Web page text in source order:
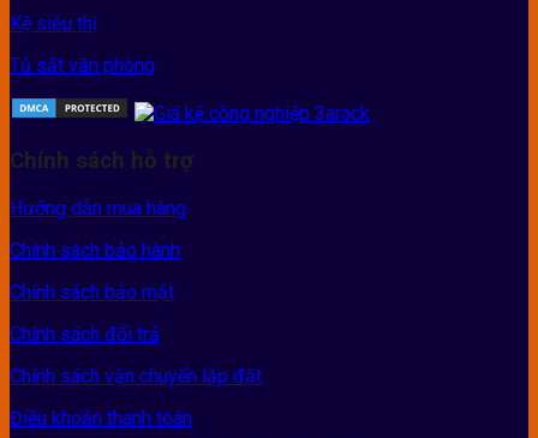
Kệ siêu thị
Tủ sắt văn phòng
Chính sách hỗ trợ
Hướng dẫn mua hàng
Chính sách bảo hành
Chính sách bảo mật
Chính sách đổi trả
Chính sách vận chuyển lắp đặt
Điều khoản thanh toán